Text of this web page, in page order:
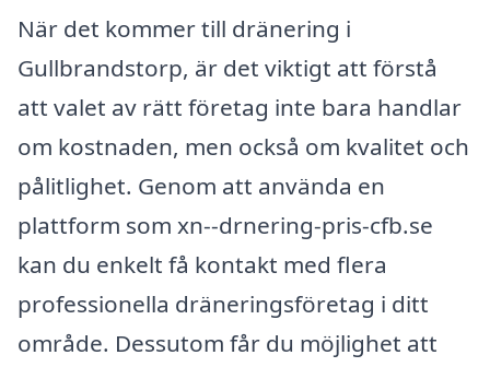
När det kommer till dränering i
Gullbrandstorp, är det viktigt att förstå
att valet av rätt företag inte bara handlar
om kostnaden, men också om kvalitet och
pålitlighet. Genom att använda en
plattform som xn--drnering-pris-cfb.se
kan du enkelt få kontakt med flera
professionella dräneringsföretag i ditt
område. Dessutom får du möjlighet att